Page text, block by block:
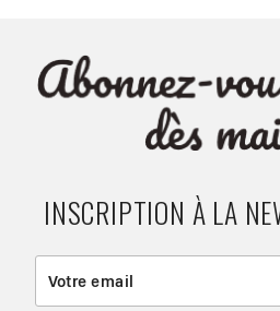
INSCRIPTION À LA